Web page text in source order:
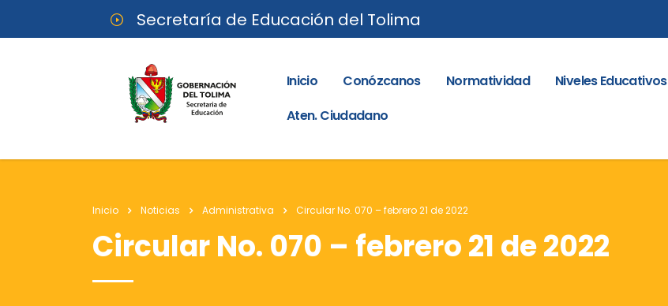
Secretaría de Educación del Tolima
Inicio Conózcanos Normatividad Niveles Educativos
Aten. Ciudadano
Inicio Noticias Administrativa Circular No. 070 – febrero 21 de 2022
Circular No. 070 – febrero 21 de 2022